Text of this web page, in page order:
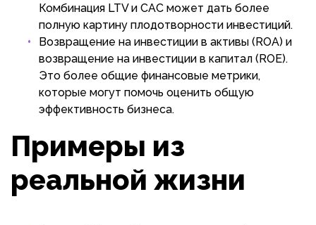
Комбинация LTV и CAC может дать более
полную картину плодотворности инвестиций.
Возвращение на инвестиции в активы (ROA) и
возвращение на инвестиции в капитал (ROE).
Это более общие финансовые метрики,
которые могут помочь оценить общую
эффективность бизнеса.
Примеры из
реальной жизни